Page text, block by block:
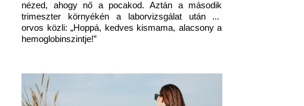
nézed, ahogy nő a pocakod. Aztán a második
trimeszter környékén a laborvizsgálat után az
orvos közli: „Hoppá, kedves kismama, alacsony a
hemoglobinszintje!”